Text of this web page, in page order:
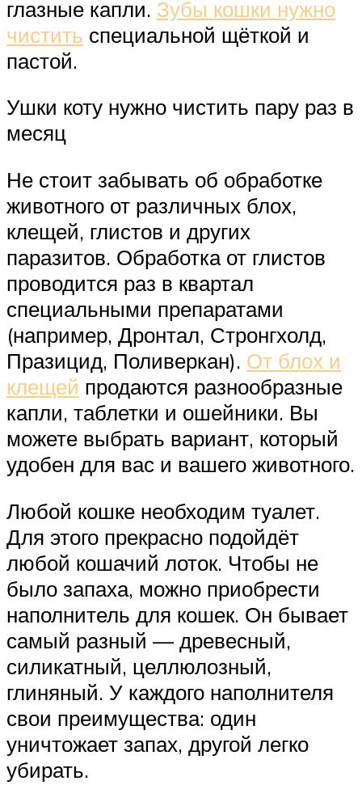
глазные капли. Зубы кошки нужно
чистить специальной щёткой и
пастой.
Ушки коту нужно чистить пару раз в
месяц
Не стоит забывать об обработке
животного от различных блох,
клещей, глистов и других
паразитов. Обработка от глистов
проводится раз в квартал
специальными препаратами
(например, Дронтал, Стронгхолд,
Празицид, Поливеркан). От блох и
клещей продаются разнообразные
капли, таблетки и ошейники. Вы
можете выбрать вариант, который
удобен для вас и вашего животного.
Любой кошке необходим туалет.
Для этого прекрасно подойдёт
любой кошачий лоток. Чтобы не
было запаха, можно приобрести
наполнитель для кошек. Он бывает
самый разный — древесный,
силикатный, целлюлозный,
глиняный. У каждого наполнителя
свои преимущества: один
уничтожает запах, другой легко
убирать.